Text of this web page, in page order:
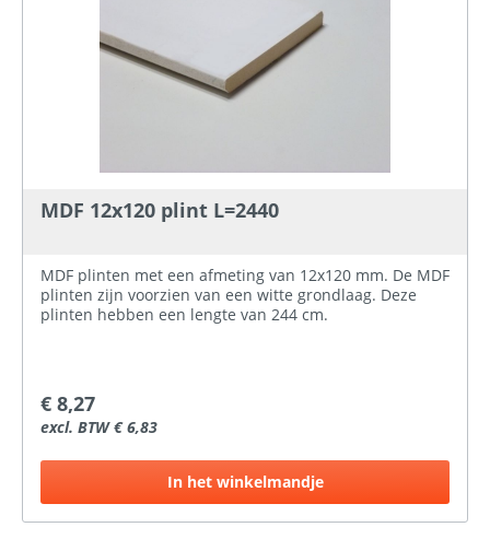
MDF 12x120 plint L=2440
MDF plinten met een afmeting van 12x120 mm. De MDF
plinten zijn voorzien van een witte grondlaag. Deze
plinten hebben een lengte van 244 cm.
€ 8,27
excl. BTW € 6,83
In het winkelmandje